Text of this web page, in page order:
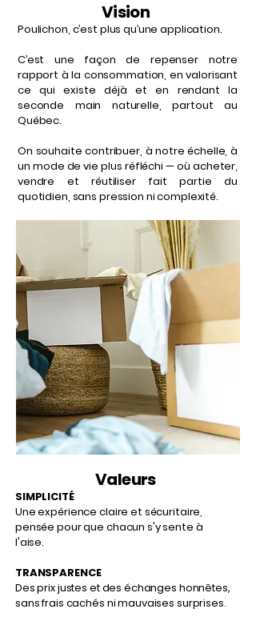
Vision
Poulichon, c’est plus qu’une application.
C’est une façon de repenser notre
rapport à la consommation, en valorisant
ce qui existe déjà et en rendant la
seconde main naturelle, partout au
Québec.
On souhaite contribuer, à notre échelle, à
un mode de vie plus réfléchi — où acheter,
vendre et réutiliser fait partie du
quotidien, sans pression ni complexité.
Valeurs
SIMPLICITÉ
Une expérience claire et sécuritaire,
pensée pour que chacun s'y sente à
l'aise.
TRANSPARENCE
Des prix justes et des échanges honnêtes,
sans frais cachés ni mauvaises surprises.